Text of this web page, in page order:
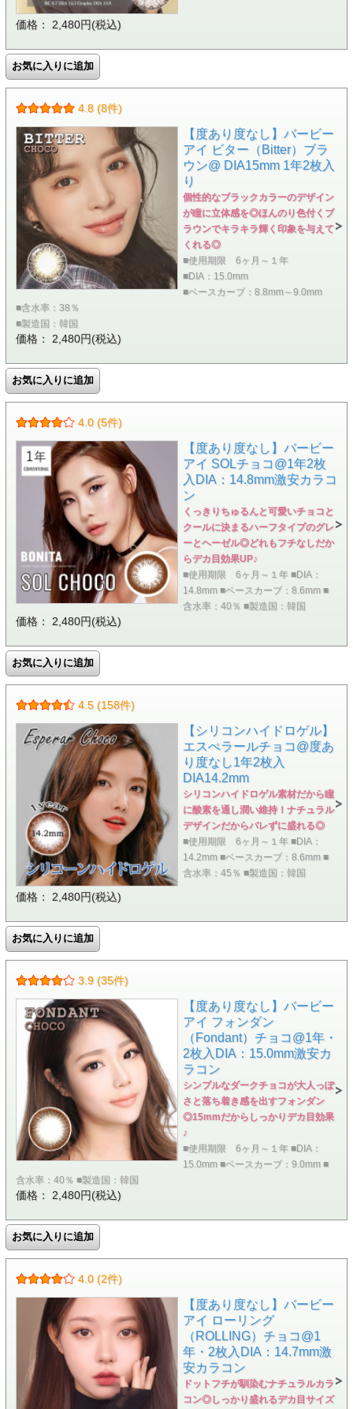
価格： 2,480円(税込)
4.8 (8件)
【度あり度なし】バービー
アイ ビター（Bitter）ブラ
ウン@ DIA15mm 1年2枚入
り
個性的なブラックカラーのデザイン
が瞳に立体感を◎ほんのり色付くブ
ラウンでキラキラ輝く印象を与えて
くれる◎
■使用期限 6ヶ月～１年
■DIA：15.0mm
■ベースカーブ：8.8mm～9.0mm
■含水率：38％
■製造国：韓国
価格： 2,480円(税込)
4.0 (5件)
【度あり度なし】バービー
アイ SOLチョコ@1年2枚
入DIA：14.8mm激安カラコ
ン
くっきりちゅるんと可愛いチョコと
クールに決まるハーフタイプのグレ
ーとヘーゼル◎どれもフチなしだか
らデカ目効果UP♪
■使用期限 6ヶ月～１年 ■DIA：
14.8mm ■ベースカーブ：8.6mm ■
含水率：40％ ■製造国：韓国
価格： 2,480円(税込)
4.5 (158件)
【シリコンハイドロゲル】
エスぺラールチョコ@度あ
り度なし1年2枚入
DIA14.2mm
シリコンハイドロゲル素材だから瞳
に酸素を通し潤い維持！ナチュラル
デザインだからバレずに盛れる◎
■使用期限 6ヶ月～１年 ■DIA：
14.2mm ■ベースカーブ：8.6mm ■
含水率：45％ ■製造国：韓国
価格： 2,480円(税込)
3.9 (35件)
【度あり度なし】バービー
アイ フォンダン
（Fondant）チョコ@1年・
2枚入DIA：15.0mm激安カ
ラコン
シンプルなダークチョコが大人っぽ
さと落ち着き感を出すフォンダン
◎15mmだからしっかりデカ目効果
♪
■使用期限 6ヶ月～１年 ■DIA：
15.0mm ■ベースカーブ：9.0mm ■
含水率：40％ ■製造国：韓国
価格： 2,480円(税込)
4.0 (2件)
【度あり度なし】バービー
アイ ローリング
（ROLLING）チョコ@1
年・2枚入DIA：14.7mm激
安カラコン
ドットフチが馴染むナチュラルカラ
コン◎しっかり盛れるデカ目サイズ